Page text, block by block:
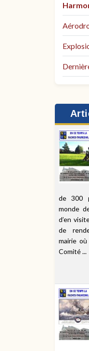
de 300
monde
d’en
de
mairie
Comité ...